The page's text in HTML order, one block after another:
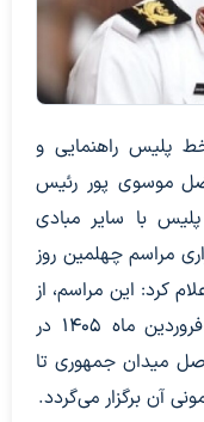
پلیس راهنمایی و
موسوی پور رئیس
با سایر مبادی
مراسم چهلمین روز
کرد: این مراسم، از
ساعت: ۰۹:۳۰ صبح روز پنجشنبه ۲۰ فروردین ماه ۱۴۰۵ در
میدان جمهوری تا
آن برگزار می‌گردد.